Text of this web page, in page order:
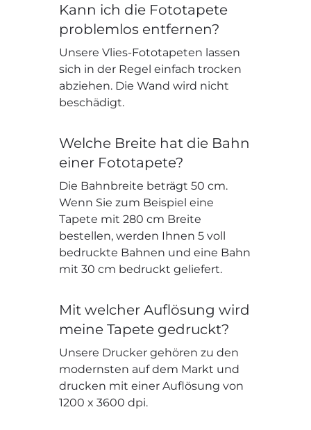
Kann ich die Fototapete
problemlos entfernen?
Unsere Vlies-Fototapeten lassen
sich in der Regel einfach trocken
abziehen. Die Wand wird nicht
beschädigt.
Welche Breite hat die Bahn
einer Fototapete?
Die Bahnbreite beträgt 50 cm.
Wenn Sie zum Beispiel eine
Tapete mit 280 cm Breite
bestellen, werden Ihnen 5 voll
bedruckte Bahnen und eine Bahn
mit 30 cm bedruckt geliefert.
Mit welcher Auflösung wird
meine Tapete gedruckt?
Unsere Drucker gehören zu den
modernsten auf dem Markt und
drucken mit einer Auflösung von
1200 x 3600 dpi.